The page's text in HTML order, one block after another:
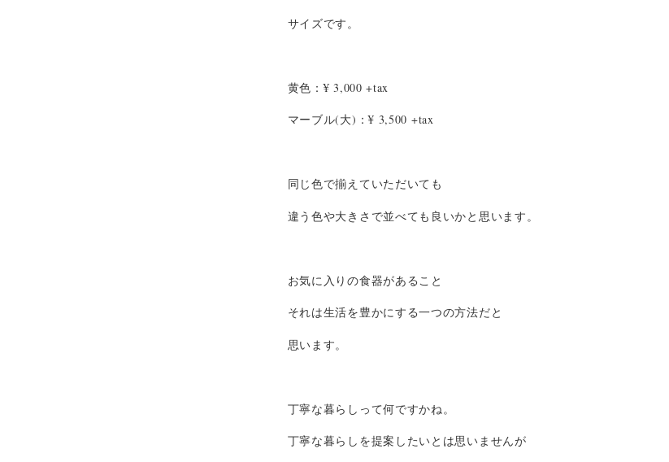
サイズです。
黄色：¥ 3,000 +tax
マーブル(大)：¥ 3,500 +tax
同じ色で揃えていただいても
違う色や大きさで並べても良いかと思います。
お気に入りの食器があること
それは生活を豊かにする一つの方法だと
思います。
丁寧な暮らしって何ですかね。
丁寧な暮らしを提案したいとは思いませんが